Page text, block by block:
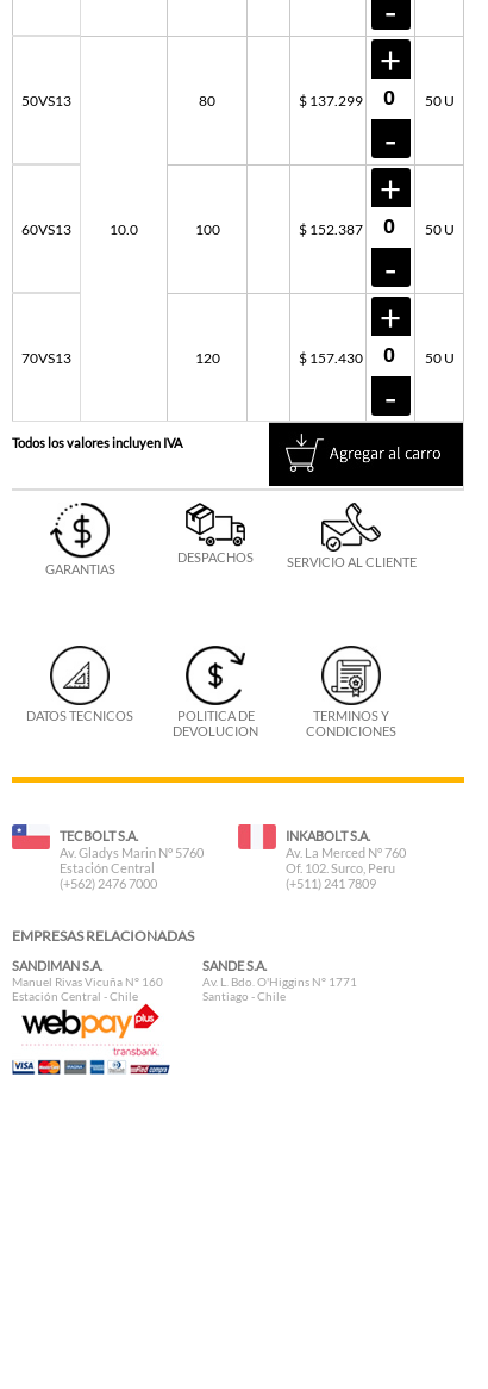
50VS13
10.0
80 $ 137.299 50 U
60VS13 100 $ 152.387 50 U
70VS13 120 $ 157.430 50 U
Todos los valores incluyen IVA
GARANTIAS
DESPACHOS SERVICIO AL CLIENTE
DATOS TECNICOS
POLITICA DE
DEVOLUCION
TERMINOS Y
CONDICIONES
TECBOLT S.A.
Av. Gladys Marin N° 5760
Estación Central
(+562) 2476 7000
INKABOLT S.A.
Av. La Merced N° 760
Of. 102. Surco, Peru
(+511) 241 7809
EMPRESAS RELACIONADAS
SANDIMAN S.A.
Manuel Rivas Vicuña N° 160
Estación Central - Chile
SANDE S.A.
Av. L. Bdo. O'Higgins N° 1771
Santiago - Chile